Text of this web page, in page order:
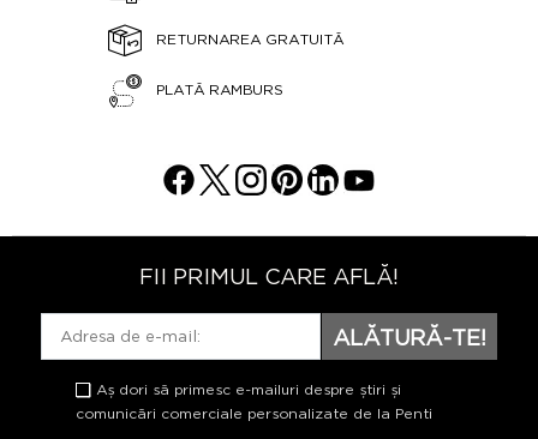
RETURNAREA GRATUITĂ
PLATĂ RAMBURS
FII PRIMUL CARE AFLĂ!
ALĂTURĂ-TE!
Aș dori să primesc e-mailuri despre știri și
comunicări comerciale personalizate de la Penti